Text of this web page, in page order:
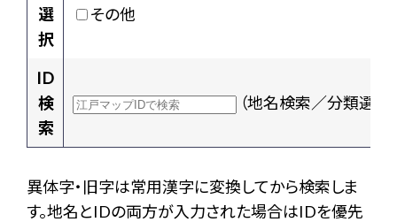
選
択
その他
ID
検
索
（地名検索／分類選択
異体字・旧字は常用漢字に変換してから検索しま
す。地名とIDの両方が入力された場合はIDを優先